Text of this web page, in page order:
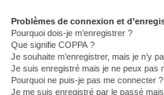
Problèmes de connexion et
Pourquoi dois-je m’enregistrer ?
Que signifie COPPA ?
Je souhaite m’enregistrer, mais je n’y
Je suis enregistré mais je ne peux pas
Pourquoi ne puis-je pas me connecter ?
Je me suis enregistré par le passé